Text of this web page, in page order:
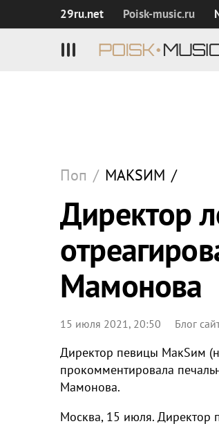
29ru.net Poisk‑music.ru
Поп / МАКSИМ /
Директор
Мамонова
15 июля 2021, 20:50 Блог
Директор певицы МакSим
прокомментировала
Мамонова.
Москва, 15 июля.